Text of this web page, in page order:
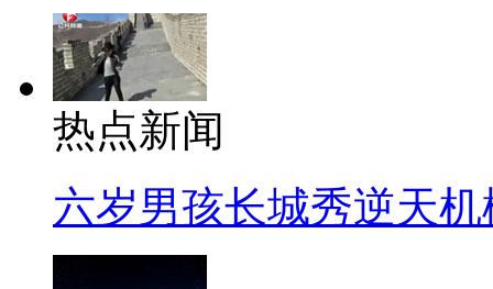
热点新闻
六岁男孩长城秀逆天机